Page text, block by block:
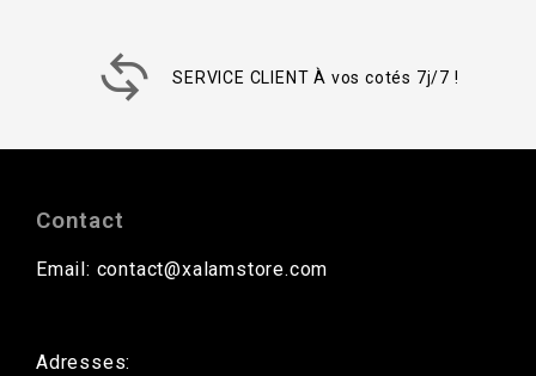
SERVICE CLIENT À vos cotés 7j/7 !
Contact
Email: contact@xalamstore.com
Adresses: